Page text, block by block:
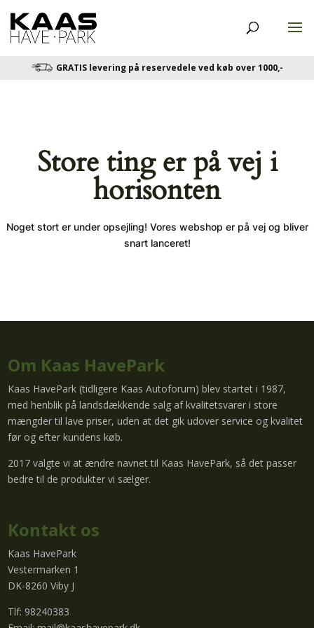
GRATIS levering på reservedele ved køb over 1000,-
Store ting er på vej i
horisonten
Noget stort er under opsejling! Vores webshop er på vej og bliver
snart lanceret!
Om Kaas HavePark
Kaas HavePark (tidligere Kaas Autoforum) blev startet i 1987,
med henblik på landsdækkende salg af kvalitetsvarer i store
mængder til lave priser, uden at det gik udover service og kvalitet
før og efter kundens køb.
2017 valgte vi at ændre navnet til Kaas HavePark, så det passer
bedre til de produkter vi sælger.
Kontakt os
Kaas HavePark
Vestermarken 1
DK-8260 Viby J
Tlf: 98240383